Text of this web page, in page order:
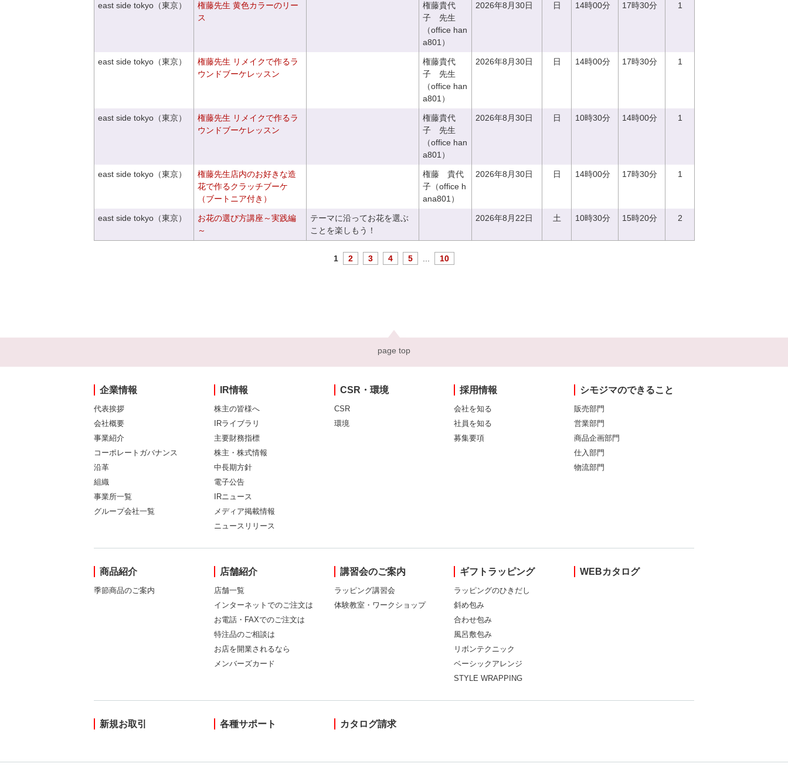
east side tokyo（東京）
権藤先生 黄色カラーのリー
ス
権藤貴代
子 先生
（office han
a801）
2026年8月30日 日 14時00分 17時30分 1
east side tokyo（東京）
権藤先生 リメイクで作るラ
ウンドブーケレッスン
権藤貴代
子 先生
（office han
a801）
2026年8月30日 日 14時00分 17時30分 1
east side tokyo（東京）
権藤先生 リメイクで作るラ
ウンドブーケレッスン
権藤貴代
子 先生
（office han
a801）
2026年8月30日 日 10時30分 14時00分 1
east side tokyo（東京）
権藤先生店内のお好きな造
花で作るクラッチブーケ
（ブートニア付き）
権藤 貴代
子（office h
ana801）
2026年8月30日 日 14時00分 17時30分 1
east side tokyo（東京）
お花の選び方講座～実践編
～
テーマに沿ってお花を選ぶ
ことを楽しもう！
2026年8月22日 土 10時30分 15時20分 2
1 2 3 4 5 10
page top
企業情報
代表挨拶
会社概要
事業紹介
コーポレートガバナンス
沿革
組織
事業所一覧
グループ会社一覧
IR情報
株主の皆様へ
IRライブラリ
主要財務指標
株主・株式情報
中長期方針
電子公告
IRニュース
メディア掲載情報
ニュースリリース
CSR・環境
CSR
環境
採用情報
会社を知る
社員を知る
募集要項
シモジマのできること
販売部門
営業部門
商品企画部門
仕入部門
物流部門
商品紹介
季節商品のご案内
店舗紹介
店舗一覧
インターネットでのご注文は
お電話・FAXでのご注文は
特注品のご相談は
お店を開業されるなら
メンバーズカード
講習会のご案内
ラッピング講習会
体験教室・ワークショップ
ギフトラッピング
ラッピングのひきだし
斜め包み
合わせ包み
風呂敷包み
リボンテクニック
ベーシックアレンジ
STYLE WRAPPING
WEBカタログ
新規お取引 各種サポート カタログ請求